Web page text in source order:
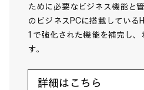
ために必要なビジネス機能と
のビジネスPCに搭載している
1 で強化された機能を補完し
す。
詳細はこちら